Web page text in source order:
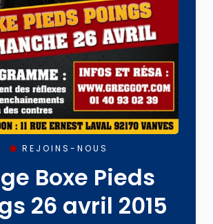
REJOINS-NOUS
Boxe Pieds
26 avril 2015